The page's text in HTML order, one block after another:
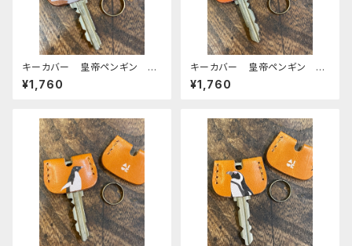
キーカバー 皇帝ペンギン ヒ
ナ エンペラー ヒナペン ペ
ンギン Brown ブラウン 栃
¥1,760
キーカバー 皇帝ペンギン ヒ
ナ エンペラー ヒナペン ペ
ンギン RedBrown レッドブ
¥1,760